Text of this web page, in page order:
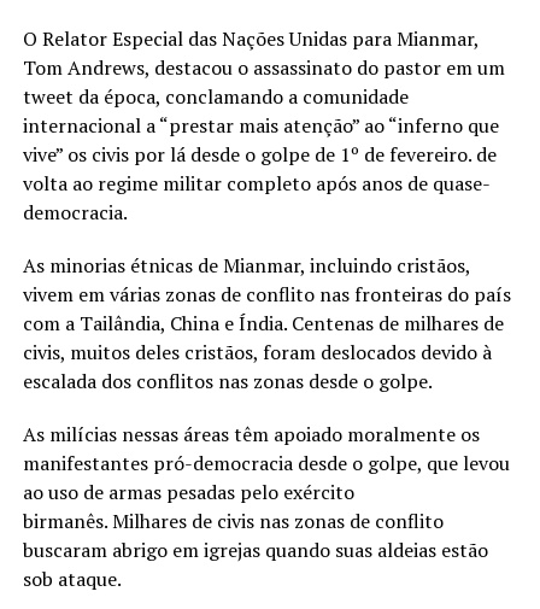
O Relator Especial das Nações Unidas para Mianmar,
Tom Andrews, destacou o assassinato do pastor em um
tweet da época, conclamando a comunidade
internacional a “prestar mais atenção” ao “inferno que
vive” os civis por lá desde o golpe de 1º de fevereiro. de
volta ao regime militar completo após anos de quase-
democracia.
As minorias étnicas de Mianmar, incluindo cristãos,
vivem em várias zonas de conflito nas fronteiras do país
com a Tailândia, China e Índia. Centenas de milhares de
civis, muitos deles cristãos, foram deslocados devido à
escalada dos conflitos nas zonas desde o golpe.
As milícias nessas áreas têm apoiado moralmente os
manifestantes pró-democracia desde o golpe, que levou
ao uso de armas pesadas pelo exército
birmanês. Milhares de civis nas zonas de conflito
buscaram abrigo em igrejas quando suas aldeias estão
sob ataque.